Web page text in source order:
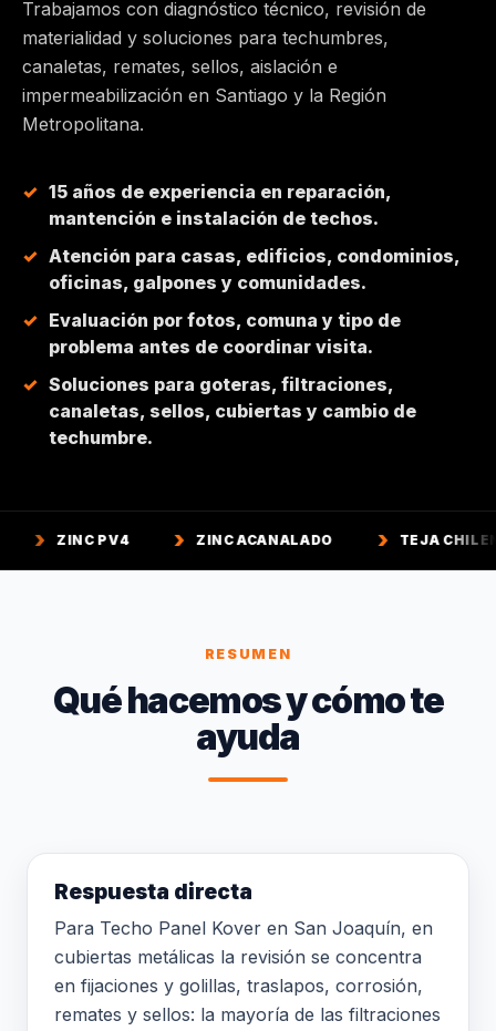
MAIPÚ
PEÑALOLÉN
QUILICURA
COLINA
CHICUREO
Trabajamos con diagnóstico técnico, revisión de
materialidad y soluciones para techumbres,
canaletas, remates, sellos, aislación e
impermeabilización en Santiago y la Región
Metropolitana.
15 años de experiencia en reparación,
mantención e instalación de techos.
Atención para casas, edificios, condominios,
oficinas, galpones y comunidades.
Evaluación por fotos, comuna y tipo de
problema antes de coordinar visita.
Soluciones para goteras, filtraciones,
canaletas, sellos, cubiertas y cambio de
techumbre.
ZINC ACANALADO TEJA CHILENA
RESUMEN
Qué hacemos y cómo te
ayuda
Respuesta directa
Para Techo Panel Kover en San Joaquín, en
cubiertas metálicas la revisión se concentra
en fijaciones y golillas, traslapos, corrosión,
remates y sellos: la mayoría de las filtraciones